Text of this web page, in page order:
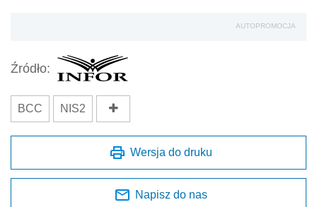
AUTOPROMOCJA
Źródło:
BCC NIS2
Wersja do druku
Napisz do nas